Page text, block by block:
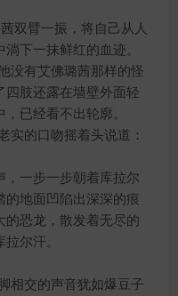
臂一振，将自己从人
下一抹鲜红的血迹。
有艾佛璐茜那样的怪
四肢还露在墙壁外面轻
已经看不出轮廓。
的口吻摇着头说道：
一步一步朝着库拉尔
的地面凹陷出深深的痕
的恐龙，散发着无尽的
尔汗。
交的声音犹如爆豆子